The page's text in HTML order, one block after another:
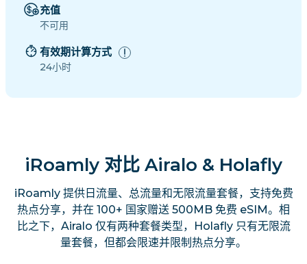
充值
不可用
有效期计算方式
24小时
iRoamly 对比 Airalo & Holafly
iRoamly 提供日流量、总流量和无限流量套餐，支持免费
热点分享，并在 100+ 国家赠送 500MB 免费 eSIM。相
比之下，Airalo 仅有两种套餐类型，Holafly 只有无限流
量套餐，但都会限速并限制热点分享。